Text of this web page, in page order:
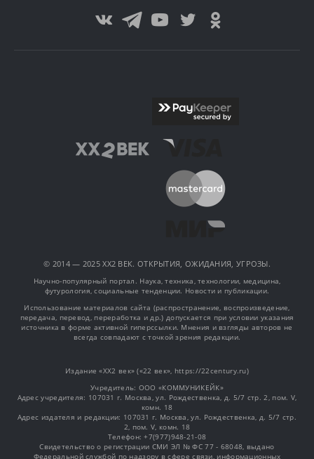
© 2014 — 2025 XX2 ВЕК. ОТКРЫТИЯ, ОЖИДАНИЯ, УГРОЗЫ.
Научно-популярный портал. Наука, техника, технологии, медицина,
футурология, социальные тенденции. Новости и публикации.
Использование материалов сайта (распространение, воспроизведение,
передача, перевод, переработка и др.) допускается при условии указания
источника в форме активной гиперссылки. Мнения и взгляды авторов не
всегда совпадают с точкой зрения редакции.
Издание «XX2 век» («22 век», https://22century.ru)
Учредитель: OOO «КОММУНИКЕЙК»
Адрес учредителя: 107031 г. Москва, ул. Рождественка, д. 5/7 стр. 2, пом. V,
комн. 18
Адрес издателя и редакции: 107031 г. Москва, ул. Рождественка, д. 5/7 стр.
2, пом. V, комн. 18
Телефон: +7(977)948-21-08
Свидетельство о регистрации СМИ ЭЛ № ФС 77 - 68048, выдано
Федеральной службой по надзору в сфере связи, информационных